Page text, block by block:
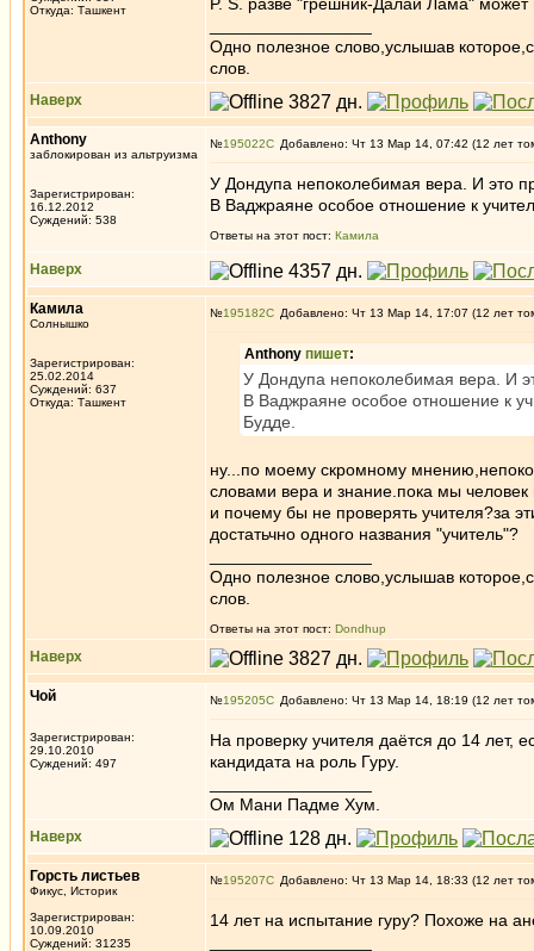
Откуда: Ташкент
Одно полезное слово,услышав
слов.
Наверх
Anthony
заблокирован из альтруизма
Зарегистрирован:
16.12.2012
Суждений: 538
№195022 Добавлено: Чт 13 Мар 14, 07:42 (12 лет
У Дондупа непоколебимая вера. И это
В Ваджраяне особое отношение к
Ответы на этот пост: Камила
Наверх
Камила
Солнышко
Зарегистрирован:
25.02.2014
Суждений: 637
Откуда: Ташкент
№195182 Добавлено: Чт 13 Мар 14, 17:07 (12 лет
Anthony пишет:
У Дондупа непоколебимая вера. И
В Ваджраяне особое отношение к
Будде.
ну...по моему скромному
словами вера и знание.пока мы
и почему бы не проверять учителя?за
достатьчно одного названия "учитель"?
Одно полезное слово,услышав
слов.
Ответы на этот пост: Dondhup
Наверх
Чой
Зарегистрирован:
29.10.2010
Суждений: 497
№195205 Добавлено: Чт 13 Мар 14, 18:19 (12 лет
На проверку учителя даётся до 14 лет,
кандидата на роль Гуру.
Ом Мани Падме Хум.
Наверх
Горсть листьев
Фикус, Историк
Зарегистрирован:
10.09.2010
Суждений: 31235
№195207 Добавлено: Чт 13 Мар 14, 18:33 (12 лет
14 лет на испытание гуру? Похоже на